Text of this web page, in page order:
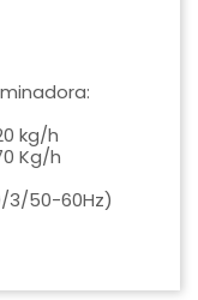
kg/h
Kg/h
3/50-60Hz)